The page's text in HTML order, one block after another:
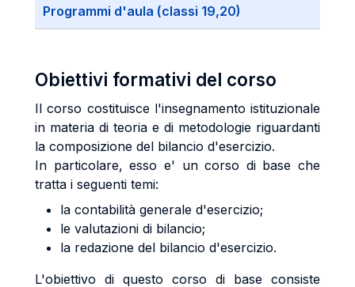
Programmi d'aula (classi 19,20)
Obiettivi formativi del corso
Il corso costituisce l'insegnamento istituzionale
in materia di teoria e di metodologie riguardanti
la composizione del bilancio d'esercizio.
In particolare, esso e' un corso di base che
tratta i seguenti temi:
la contabilità generale d'esercizio;
le valutazioni di bilancio;
la redazione del bilancio d'esercizio.
L'obiettivo di questo corso di base consiste